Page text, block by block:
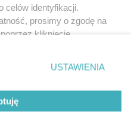
celów identyfikacji.
prosimy o zgodę na
kliknięcie
ustawień prywatności
rogu strony
wymagają zgody
się takiemu
USTAWIENIA